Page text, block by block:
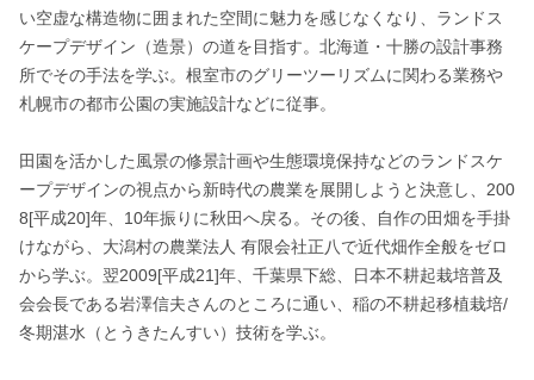
い空虚な構造物に囲まれた空間に魅力を感じなくなり、ランドス
ケープデザイン（造景）の道を目指す。北海道・十勝の設計事務
所でその手法を学ぶ。根室市のグリーツーリズムに関わる業務や
札幌市の都市公園の実施設計などに従事。
田園を活かした風景の修景計画や生態環境保持などのランドスケ
ープデザインの視点から新時代の農業を展開しようと決意し、200
8[平成20]年、10年振りに秋田へ戻る。その後、自作の田畑を手掛
けながら、大潟村の農業法人 有限会社正八で近代畑作全般をゼロ
から学ぶ。翌2009[平成21]年、千葉県下総、日本不耕起栽培普及
会会長である岩澤信夫さんのところに通い、稲の不耕起移植栽培/
冬期湛水（とうきたんすい）技術を学ぶ。